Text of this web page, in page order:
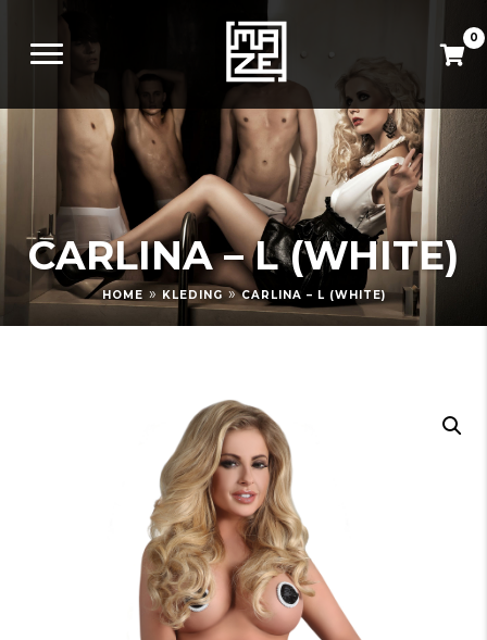
0
CARLINA – L (WHITE)
HOME » KLEDING » CARLINA – L (WHITE)